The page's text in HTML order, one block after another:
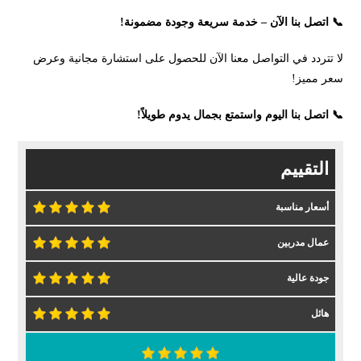
📞 اتصل بنا الآن – خدمة سريعة وجودة مضمونة!
لا تتردد في التواصل معنا الآن للحصول على استشارة مجانية وعرض
سعر مميز!
📞 اتصل بنا اليوم واستمتع بجمال يدوم طويلاً!
التقييم
أسعار مناسبة
عمال مدربين
جودة عالية
هائل